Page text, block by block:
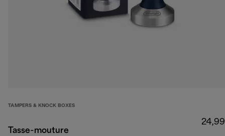
TAMPERS & KNOCK BOXES
Tasse-mouture